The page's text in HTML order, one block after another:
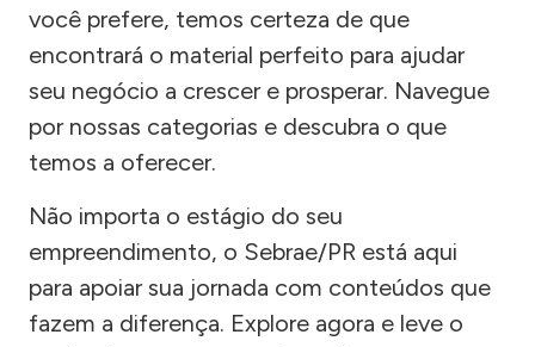
você prefere, temos certeza de que
encontrará o material perfeito para ajudar
seu negócio a crescer e prosperar. Navegue
por nossas categorias e descubra o que
temos a oferecer.
Não importa o estágio do seu
empreendimento, o Sebrae/PR está aqui
para apoiar sua jornada com conteúdos que
fazem a diferença. Explore agora e leve o